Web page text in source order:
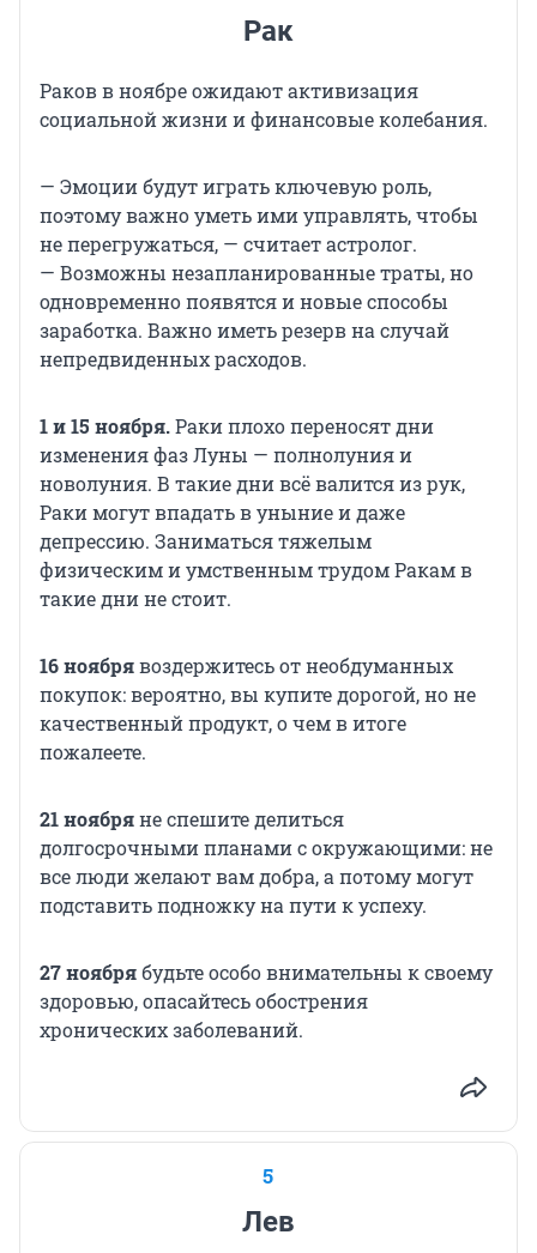
Рак
Раков в ноябре ожидают активизация
социальной жизни и финансовые колебания.
— Эмоции будут играть ключевую роль,
поэтому важно уметь ими управлять, чтобы
не перегружаться, — считает астролог.
— Возможны незапланированные траты, но
одновременно появятся и новые способы
заработка. Важно иметь резерв на случай
непредвиденных расходов.
1 и 15 ноября.Раки плохо переносят дни
изменения фаз Луны — полнолуния и
новолуния. В такие дни всё валится из рук,
Раки могут впадать в уныние и даже
депрессию. Заниматься тяжелым
физическим и умственным трудом Ракам в
такие дни не стоит.
16 ноябрявоздержитесь от необдуманных
покупок: вероятно, вы купите дорогой, но не
качественный продукт, о чем в итоге
пожалеете.
21 ноябряне спешите делиться
долгосрочными планами с окружающими: не
все люди желают вам добра, а потому могут
подставить подножку на пути к успеху.
27 ноябрябудьте особо внимательны к своему
здоровью, опасайтесь обострения
хронических заболеваний.
5
Лев